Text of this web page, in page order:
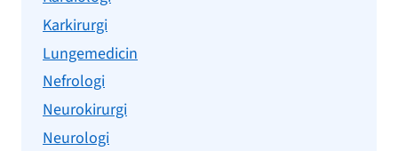
Karkirurgi
Lungemedicin
Nefrologi
Neurokirurgi
Neurologi